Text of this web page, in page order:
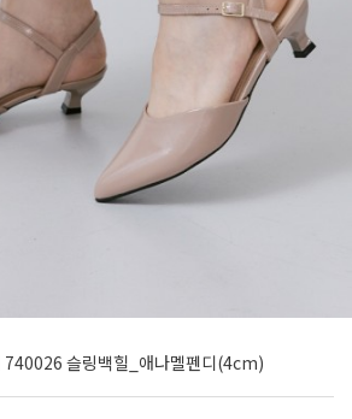
740026 슬링백힐_애나멜펜디(4cm)